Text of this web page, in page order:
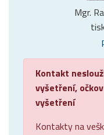
Mgr.
Kontakt
vyšetření,
vyšetření
Kontakty na